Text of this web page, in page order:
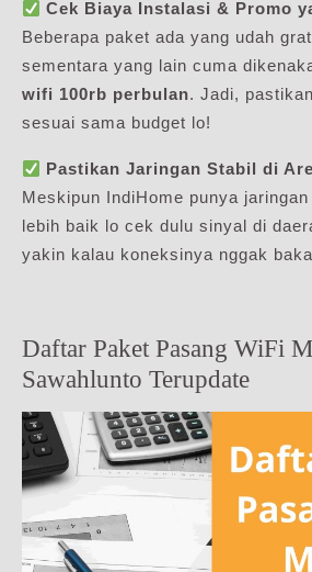
Cek Biaya Instalasi & Promo
Beberapa paket ada yang udah
sementara yang lain cuma
wifi 100rb perbulan. Jadi,
sesuai sama budget lo!
Pastikan Jaringan Stabil di
Meskipun IndiHome punya
lebih baik lo cek dulu sinyal di
yakin kalau koneksinya nggak
Daftar Paket Pasang WiFi
Sawahlunto Terupdate